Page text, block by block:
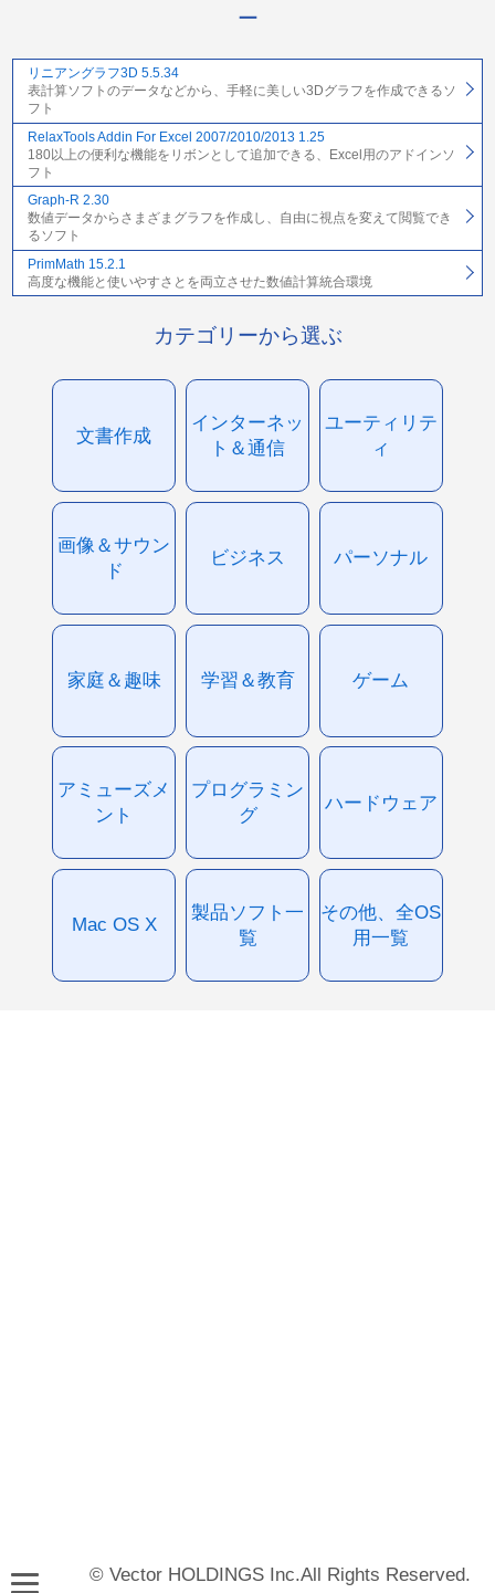
ー
リニアングラフ3D 5.5.34
表計算ソフトのデータなどから、手軽に美しい3Dグラフを作成できるソ
フト
RelaxTools Addin For Excel 2007/2010/2013 1.25
180以上の便利な機能をリボンとして追加できる、Excel用のアドインソ
フト
Graph-R 2.30
数値データからさまざまグラフを作成し、自由に視点を変えて閲覧でき
るソフト
PrimMath 15.2.1
高度な機能と使いやすさとを両立させた数値計算統合環境
カテゴリーから選ぶ
文書作成
インターネッ
ト＆通信
ユーティリテ
ィ
画像＆サウン
ド
ビジネス パーソナル
家庭＆趣味 学習＆教育 ゲーム
アミューズメ
ント
プログラミン
グ
ハードウェア
Mac OS X
製品ソフト一
覧
その他、全OS
用一覧
© Vector HOLDINGS Inc.All Rights Reserved.